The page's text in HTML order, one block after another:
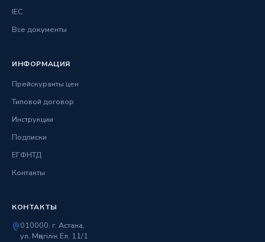
IEC
Все документы
ИНФОРМАЦИЯ
Прейскуранты цен
Типовой договор
Инструкции
Подписки
ЕГФНТД
Контакты
КОНТАКТЫ
010000, г. Астана,
ул. Мәңгілік Ел, 11/1